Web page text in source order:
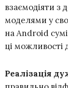
взаємодіяти з
моделями у
на Android
ці можливості
Реалізація